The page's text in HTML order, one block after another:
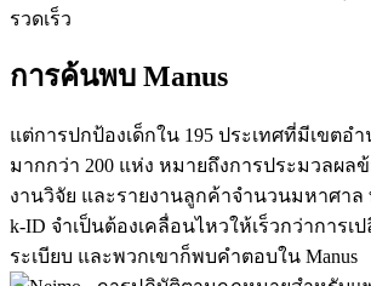
รวดเร็ว
การค้นพบ Manus
แต่การปกป้องเด็กใน 195 ประเทศที่มีเขตอ
มากกว่า 200 แห่ง หมายถึงการประมวลผล
งานวิจัย และรายงานลูกค้าจำนวนมหาศาล
k-ID จำเป็นต้องเคลื่อนไหวให้เร็วกว่าการเ
ระเบียบ และพวกเขาก็พบคำตอบใน Manus